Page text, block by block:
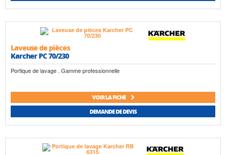
Laveuse de pièces
Karcher PC 70/230
Portique de lavage . Gamme professionnelle
VOIR LA FICHE
DEMANDE DE DEVIS